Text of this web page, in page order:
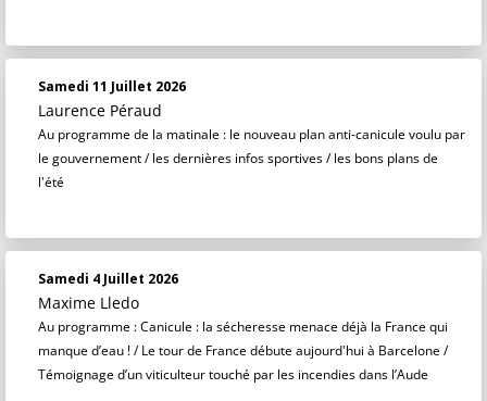
Samedi 11 Juillet 2026
Laurence Péraud
Au programme de la matinale : le nouveau plan anti-canicule voulu par
le gouvernement / les dernières infos sportives / les bons plans de
l'été
Samedi 4 Juillet 2026
Maxime Lledo
Au programme : Canicule : la sécheresse menace déjà la France qui
manque d’eau ! / Le tour de France débute aujourd'hui à Barcelone /
Témoignage d’un viticulteur touché par les incendies dans l’Aude